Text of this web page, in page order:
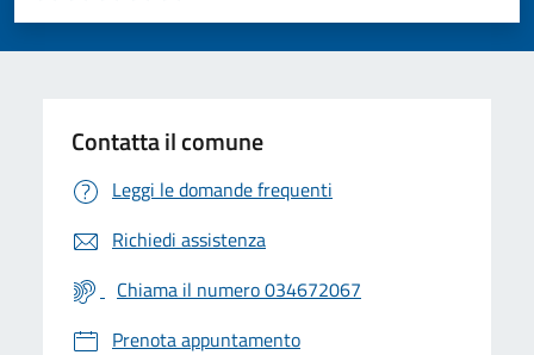
Valuta 5 stelle su 5
Valuta 4 stelle su 5
Valuta 3 stelle su 5
Valuta 2 stelle su 5
Valuta 1 stelle su 5
Contatta il comune
Leggi le domande frequenti
Richiedi assistenza
Chiama il numero 034672067
Prenota appuntamento